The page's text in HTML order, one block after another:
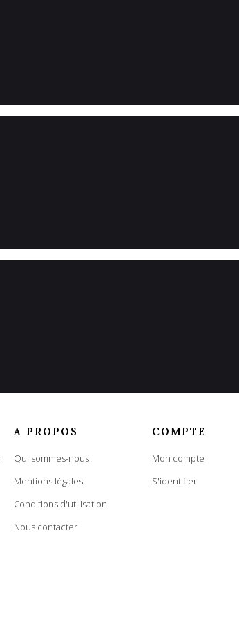
A PROPOS
Qui sommes-nous
Mentions légales
Conditions d'utilisation
Nous contacter
COMPTE
Mon compte
S'identifier